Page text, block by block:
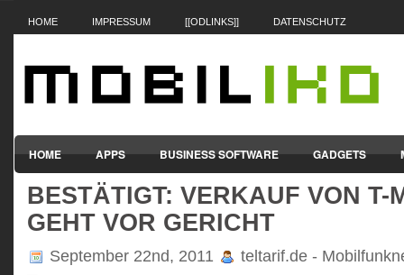
HOME IMPRESSUM [[ODLINKS]] DATENSCHUTZ
HOME APPS BUSINESS SOFTWARE GADGETS
SMARTPHONES & HANDYS TABLET-PCS VERTRÄGE &
BESTÄTIGT: VERKAUF VON T-
GEHT VOR GERICHT
September 22nd, 2011 teltarif.de -